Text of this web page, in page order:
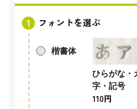
フォントを選ぶ
楷書体
ひらがな・
字・記号
110円